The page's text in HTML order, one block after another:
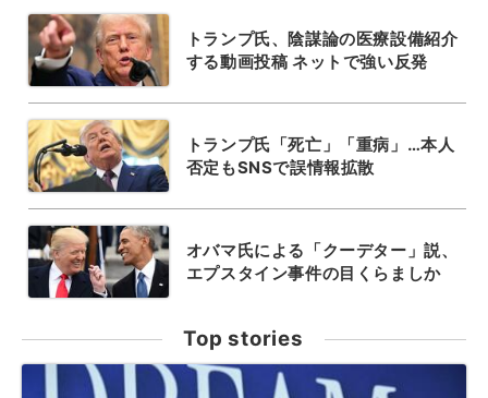
トランプ氏、陰謀論の医療設備紹介
する動画投稿 ネットで強い反発
トランプ氏「死亡」「重病」…本人
否定もSNSで誤情報拡散
オバマ氏による「クーデター」説、
エプスタイン事件の目くらましか
Top stories